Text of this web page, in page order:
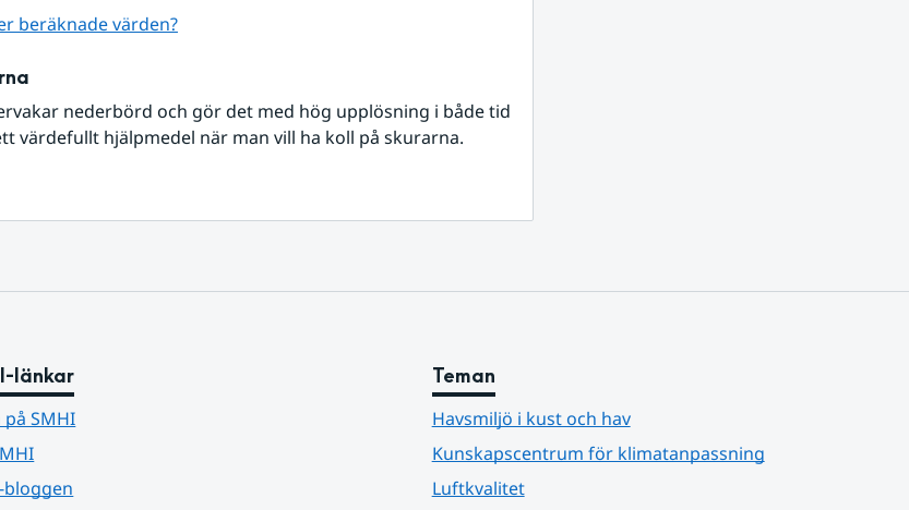
beräknade värden?
nederbörd och gör det med hög upplösning i både tid
värdefullt hjälpmedel när man vill ha koll på skurarna.
länkar
på SMHI
bloggen
Teman
Havsmiljö i kust och hav
Kunskapscentrum för klimatanpassning
Luftkvalitet